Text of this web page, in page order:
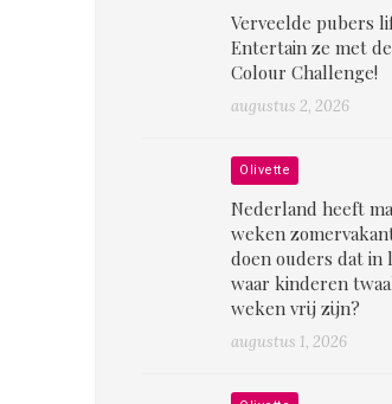
Verveelde pubers
Entertain ze met
Colour Challenge!
augustus 2, 2026
Olivette
Nederland heeft
weken
doen ouders dat in
waar kinderen
weken vrij zijn?
augustus 1, 2026